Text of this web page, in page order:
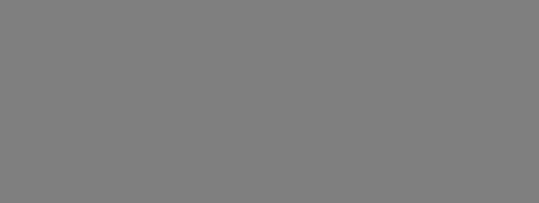
in Ihr
Adresse von uns
erkennen und